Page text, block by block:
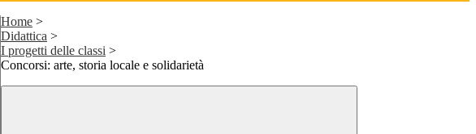
Home >
Didattica >
I progetti delle classi >
Concorsi: arte, storia locale e solidarietà